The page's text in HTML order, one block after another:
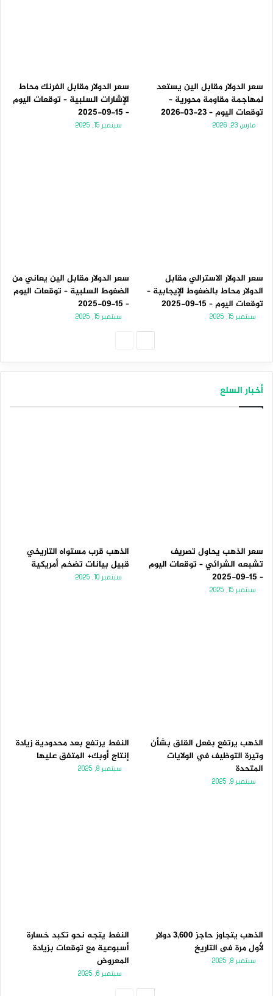
سعر الدولار مقابل الين يستعد
لمهاجمة مقاومة محورية –
توقعات اليوم – 23-03-2026
مارس 23, 2026
سعر الدولار مقابل الفرنك محاط
الإشارات السلبية – توقعات اليوم
– 15-09-2025
سبتمبر 15, 2025
سعر الدولار الاسترالي مقابل
الدولار محاط بالضغوط الإيجابية –
توقعات اليوم – 15-09-2025
سبتمبر 15, 2025
سعر الدولار مقابل الين يعاني من
الضغوط السلبية – توقعات اليوم
– 15-09-2025
سبتمبر 15, 2025
أخبار السلع
سعر الذهب يحاول تصريف
تشبعه الشرائي – توقعات اليوم
– 15-09-2025
سبتمبر 15, 2025
الذهب قرب مستواه التاريخي
قبيل بيانات تضخم أمريكية
سبتمبر 10, 2025
الذهب يرتفع بفعل القلق بشأن
وتيرة التوظيف في الولايات
المتحدة
سبتمبر 9, 2025
النفط يرتفع بعد محدودية زيادة
إنتاج أوبك+ المتفق عليها
سبتمبر 8, 2025
الذهب يتجاوز حاجز 3,600 دولار
لأول مرة فى التاريخ
سبتمبر 8, 2025
النفط يتجه نحو تكبد خسارة
أسبوعية مع توقعات بزيادة
المعروض
سبتمبر 6, 2025